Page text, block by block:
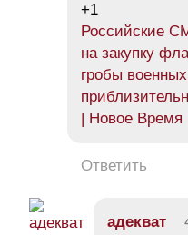
+1
Российские
на закупку
гробы
| Новое Время
Ответить
адекват